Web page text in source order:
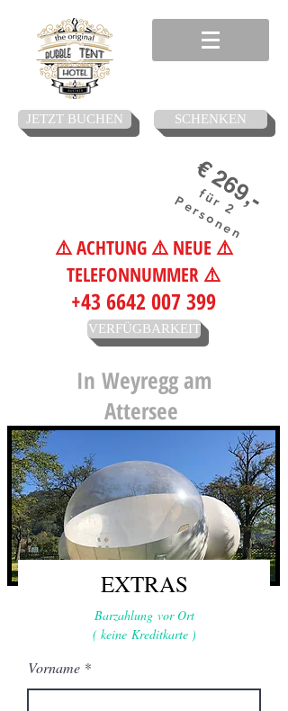
JETZT BUCHEN SCHENKEN
€ 269,-
für 2
Personen
⚠️ ACHTUNG ⚠️ NEUE ⚠️
TELEFONNUMMER ⚠️
+43 6642 007 399
VERFÜGBARKEIT
In Weyregg am
Attersee
EXTRAS
Barzahlung vor Ort
( keine Kreditkarte )
Vorname